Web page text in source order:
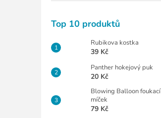
Top 10 produktů
Rubikova kostka
39 Kč
Panther hokejový puk
20 Kč
Blowing Balloon foukací
míček
79 Kč